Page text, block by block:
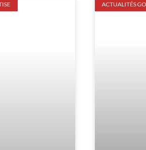
ACTUALITÉS